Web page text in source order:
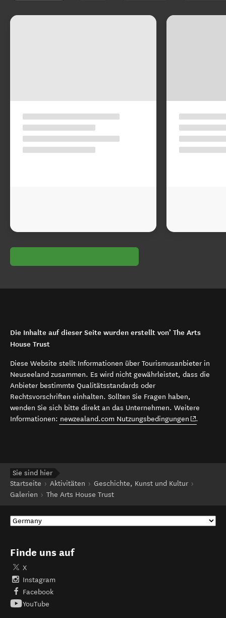
Die Inhalte auf dieser Seite wurden erstellt von’ The Arts
House Trust
Diese Website stellt Informationen über Tourismusanbieter in
Neuseeland zusammen. Es wird nicht gewährleistet, dass die
Anbieter bestimmte Qualitätsstandards oder
Rechtsvorschriften einhalten. Sollten Sie Fragen haben,
wenden Sie sich bitte direkt an das Unternehmen. Weitere
Informationen: newzealand.com Nutzungsbedingungen (opens in
.
Sie sind hier
Startseite
Aktivitäten
Geschichte, Kunst und Kultur
Galerien
The Arts House Trust
Finde uns auf
X
Instagram
Facebook
YouTube